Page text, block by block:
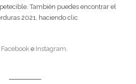
También puedes encontrar el
2021, haciendo clic
Facebook e Instagram.